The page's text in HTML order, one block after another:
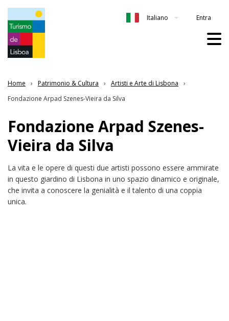
Italiano Entra
Home Patrimonio & Cultura
Artisti e Arte di Lisbona
Fondazione Arpad Szenes-Vieira da Silva
Fondazione Arpad Szenes-
Vieira da Silva
La vita e le opere di questi due artisti possono essere ammirate
in questo giardino di Lisbona in uno spazio dinamico e originale,
che invita a conoscere la genialità e il talento di una coppia
unica.